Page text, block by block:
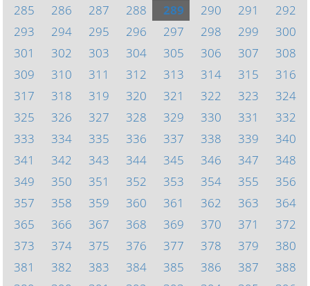
285
286 287 288 289 290 291
292
293
294 295 296 297 298 299
300
301
302 303 304 305 306 307
308
309
310 311 312 313 314 315
316
317
318 319 320 321 322 323
324
325
326 327 328 329 330 331
332
333
334 335 336 337 338 339
340
341
342 343 344 345 346 347
348
349
350 351 352 353 354 355
356
357
358 359 360 361 362 363
364
365
366 367 368 369 370 371
372
373
374 375 376 377 378 379
380
381
382 383 384 385 386 387
388